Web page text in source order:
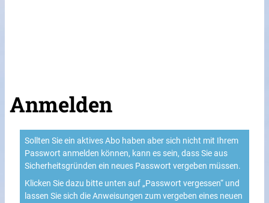
Anmelden
Sollten Sie ein aktives Abo haben aber sich nicht mit Ihrem
Passwort anmelden können, kann es sein, dass Sie aus
Sicherheitsgründen ein neues Passwort vergeben müssen.
Klicken Sie dazu bitte unten auf „Passwort vergessen“ und
lassen Sie sich die Anweisungen zum vergeben eines neuen